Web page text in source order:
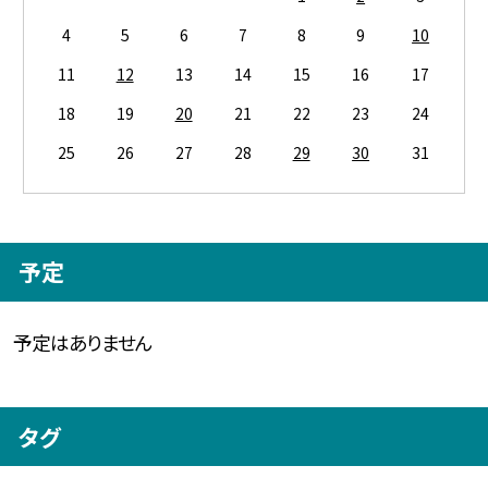
4
5 6 7 8 9
10
11
12 13 14 15 16
17
18
19 20 21 22 23
24
25
26 27 28 29 30 31
予定
予定はありません
タグ